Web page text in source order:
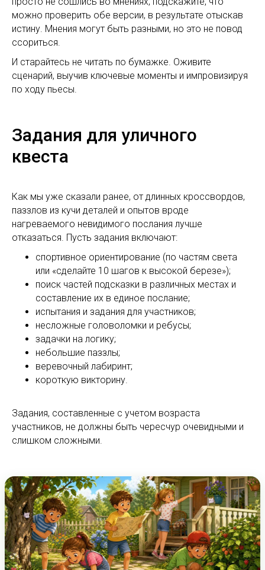
можно проверить обе версии, в результате отыскав
истину. Мнения могут быть разными, но это не повод
ссориться.
И старайтесь не читать по бумажке. Оживите
сценарий, выучив ключевые моменты и импровизируя
по ходу пьесы.
Задания для уличного
квеста
Как мы уже сказали ранее, от длинных кроссвордов,
паззлов из кучи деталей и опытов вроде
нагреваемого невидимого послания лучше
отказаться. Пусть задания включают:
спортивное ориентирование (по частям света
или «сделайте 10 шагов к высокой березе»);
поиск частей подсказки в различных местах и
составление их в единое послание;
испытания и задания для участников;
несложные головоломки и ребусы;
задачки на логику;
небольшие паззлы;
веревочный лабиринт;
короткую викторину.
Задания, составленные с учетом возраста
участников, не должны быть чересчур очевидными и
слишком сложными.